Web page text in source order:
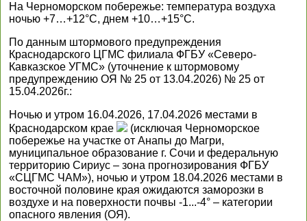
На Черноморском побережье: температура воздуха
ночью +7…+12°С, днем +10…+15°С.
По данным штормового предупреждения
Краснодарского ЦГМС филиала ФГБУ «Северо-
Кавказское УГМС» (уточнение к штормовому
предупреждению ОЯ № 25 от 13.04.2026) № 25 от
15.04.2026г.:
Ночью и утром 16.04.2026, 17.04.2026 местами в
Краснодарском крае
(исключая Черноморское
побережье на участке от Анапы до Магри,
муниципальное образование г. Сочи и федеральную
территорию Сириус – зона прогнозирования ФГБУ
«СЦГМС ЧАМ»), ночью и утром 18.04.2026 местами в
восточной половине края ожидаются заморозки в
воздухе и на поверхности почвы -1...-4° – категории
опасного явления (ОЯ).